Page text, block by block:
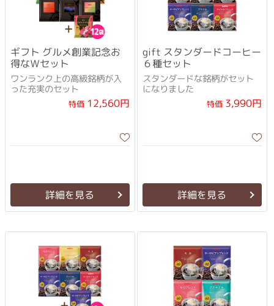
ギフト グルメ創業記念お
得なＷセット
ワンランク上の高級銘柄が入
った充実のセット
特価12,560円
詳細を見る
gift スタンダードコーヒー
６種セット
スタンダードな銘柄がセット
になりました
特価3,990円
詳細を見る